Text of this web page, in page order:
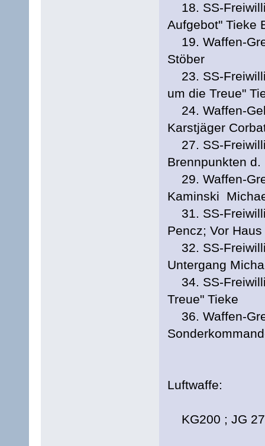
18. SS-
Aufgebot" Tieke
19. Waffen-
Stöber
23. SS-
um die Treue"
24. Waffen-
Karstjäger
27. SS-
Brennpunkten d.
29. Waffen-
Kaminski
31. SS-
Pencz; Vor
32. SS-
Untergang
34. SS-
Treue" Tieke
36. Waffen-
Luftwaffe:
KG200 ; JG 27